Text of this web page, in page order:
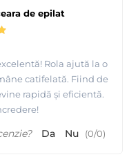
de epilat
Rola ajută la o
catifelată. Fiind de
rapidă și eficientă.
Da Nu (0/0)